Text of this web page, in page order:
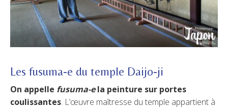
Les fusuma-e du temple Daijo-ji
On appelle fusuma-ela peinture sur portes
coulissantes. L’œuvre maîtresse du temple appartient à